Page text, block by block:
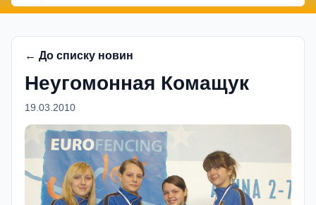
← До списку новин
Неугомонная Комащук
19.03.2010